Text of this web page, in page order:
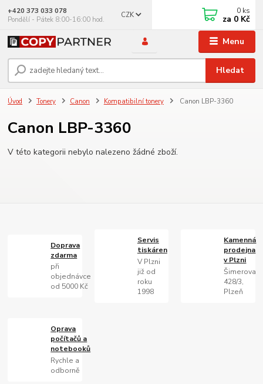
Menu
CZK
Hledat
+420 373 033 078
Pondělí - Pátek 8:00-16:00 hod.
0 ks
za 0 Kč
Úvod Tonery Canon Kompatibilní tonery Canon LBP-3360
Canon LBP-3360
V této kategorii nebylo nalezeno žádné zboží.
Doprava
zdarma
při
objednávce
od 5000 Kč
Servis
tiskáren
V Plzni
již od
roku
1998
Kamenná
prodejna
v Plzni
Šimerova
428/3,
Plzeň
Oprava
počítačů a
notebooků
Rychle a
odborně